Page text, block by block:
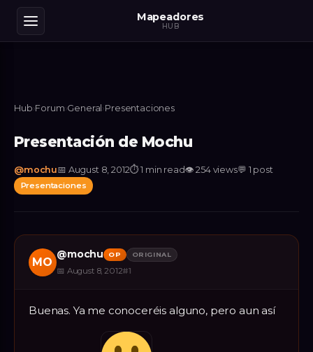
Mapeadores
HUB
Hub›Forum›General ›Presentaciones
Presentación de Mochu
@mochu📅 August 8, 2012⏱1 min read👁254 views💬 1 post
Presentaciones
MO
@mochu OP ORIGINAL
📅 August 8, 2012#1
Buenas. Ya me conoceréis alguno, pero aun así